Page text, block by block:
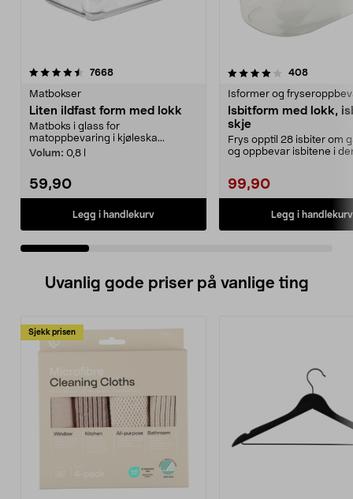
7668anmeldelser
Matbokser
Liten ildfast form med lokk
Matboks i glass for
matoppbevaring i kjøleska...
Volum: 0,8 l
59,90
Legg i handlekurv
4.0 av 5 stjerner 408
Isformer og
Isbitform med lokk,
skje
Frys opptil 28 isbiter om
og oppbevar isbitene i
99,90
Legg i handlekurv
4.5 av 5 stjerner
Uvanlig gode priser på vanlige ting
Sjekk prisen